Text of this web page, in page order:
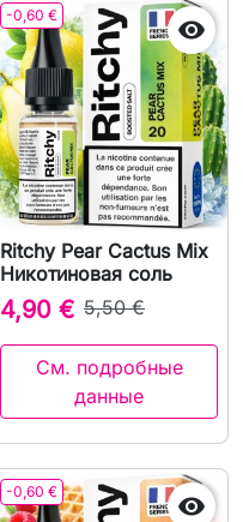
-0,60 € 
Ritchy Pear Cactus Mix
Никотиновая соль
4,90 € 5,50 €
См. подробные
данные
-0,60 € 